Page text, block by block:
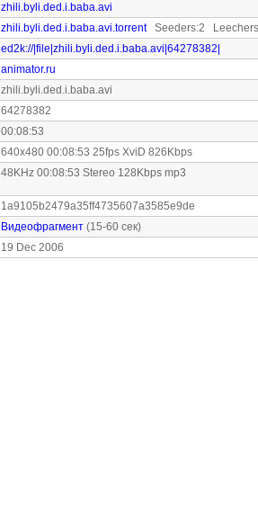
zhili.byli.ded.i.baba.avi
zhili.byli.ded.i.baba.avi.torrentSeeders:2
ed2k://|file|zhili.byli.ded.i.baba.avi|64278382|
animator.ru
zhili.byli.ded.i.baba.avi
64278382
00:08:53
640x480 00:08:53 25fps XviD 826Kbps
48KHz 00:08:53 Stereo 128Kbps mp3
1a9105b2479a35ff4735607a3585e9de
Видеофрагмент (15-60 сек)
19 Dec 2006